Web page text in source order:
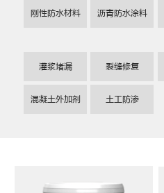
刚性防水材料 沥青防水涂料
灌浆堵漏 裂缝修复
混凝土外加剂 土工防渗